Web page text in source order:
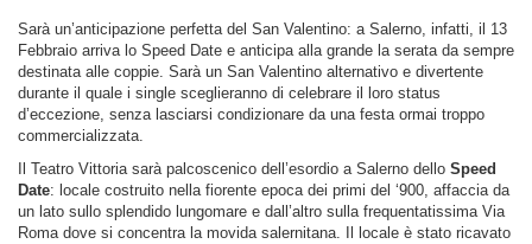
Sarà un’anticipazione perfetta del San Valentino: a Salerno, infatti, il 13
Febbraio arriva lo Speed Date e anticipa alla grande la serata da sempre
destinata alle coppie. Sarà un San Valentino alternativo e divertente
durante il quale i single sceglieranno di celebrare il loro status
d’eccezione, senza lasciarsi condizionare da una festa ormai troppo
commercializzata.
Il Teatro Vittoria sarà palcoscenico dell’esordio a Salerno dello Speed
Date: locale costruito nella fiorente epoca dei primi del ‘900, affaccia da
un lato sullo splendido lungomare e dall’altro sulla frequentatissima Via
Roma dove si concentra la movida salernitana. Il locale è stato ricavato